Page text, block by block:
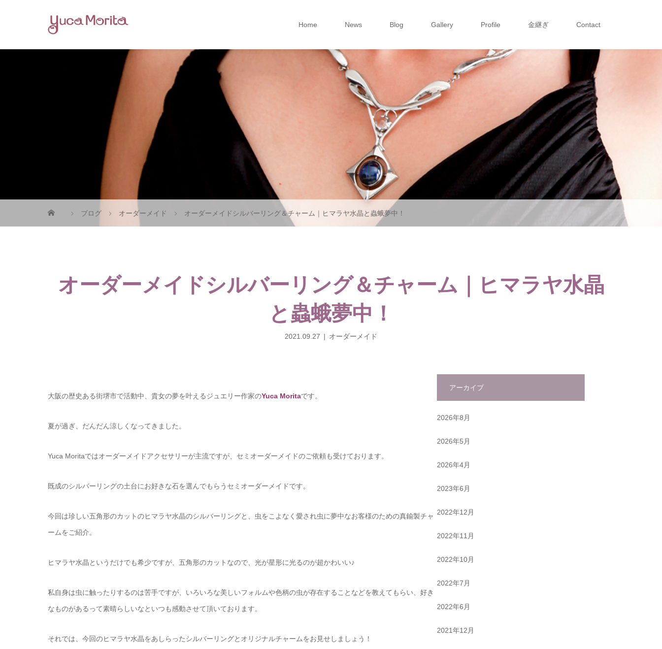
Home News Blog Gallery Profile 金継ぎ Contact
ブログ オーダーメイド オーダーメイドシルバーリング＆チャーム｜ヒマラヤ水晶と蟲蛾夢中！
オーダーメイドシルバーリング＆チャーム｜ヒマラヤ水晶
と蟲蛾夢中！
2021.09.27 オーダーメイド
大阪の歴史ある街堺市で活動中、貴女の夢を叶えるジュエリー作家のYuca Moritaです。
夏が過ぎ、だんだん涼しくなってきました。
Yuca Moritaではオーダーメイドアクセサリーが主流ですが、セミオーダーメイドのご依頼も受けております。
既成のシルバーリングの土台にお好きな石を選んでもらうセミオーダーメイドです。
今回は珍しい五角形のカットのヒマラヤ水晶のシルバーリングと、虫をこよなく愛され虫に夢中なお客様のための真鍮製チャ
ームをご紹介。
ヒマラヤ水晶というだけでも希少ですが、五角形のカットなので、光が星形に光るのが超かわいい♪
私自身は虫に触ったりするのは苦手ですが、いろいろな美しいフォルムや色柄の虫が存在することなどを教えてもらい、好き
なものがあるって素晴らしいなといつも感動させて頂いております。
それでは、今回のヒマラヤ水晶をあしらったシルバーリングとオリジナルチャームをお見せしましょう！
アーカイブ
2026年8月
2026年5月
2026年4月
2023年6月
2022年12月
2022年11月
2022年10月
2022年7月
2022年6月
2021年12月